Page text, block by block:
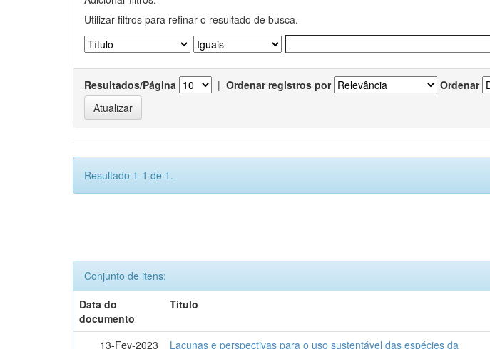
Utilizar filtros para refinar o resultado de busca.
Resultados/Página | Ordenar registros por Ordenar
Resultado 1-1 de 1.
Conjunto de itens:
Data do
documento
Título
13-Fev-2023 Lacunas e perspectivas para o uso sustentável das espécies da